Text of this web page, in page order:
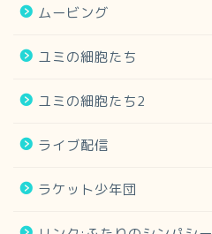
ムービング
ユミの細胞たち
ユミの細胞たち2
ライブ配信
ラケット少年団